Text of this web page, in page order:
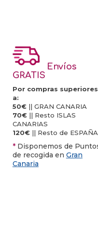
Envíos
GRATIS
Por compras superiores
a:
50€|| GRAN CANARIA
70€|| Resto ISLAS
CANARIAS
120€|| Resto de ESPAÑA
* Disponemos de
de recogida en Gran
Canaria